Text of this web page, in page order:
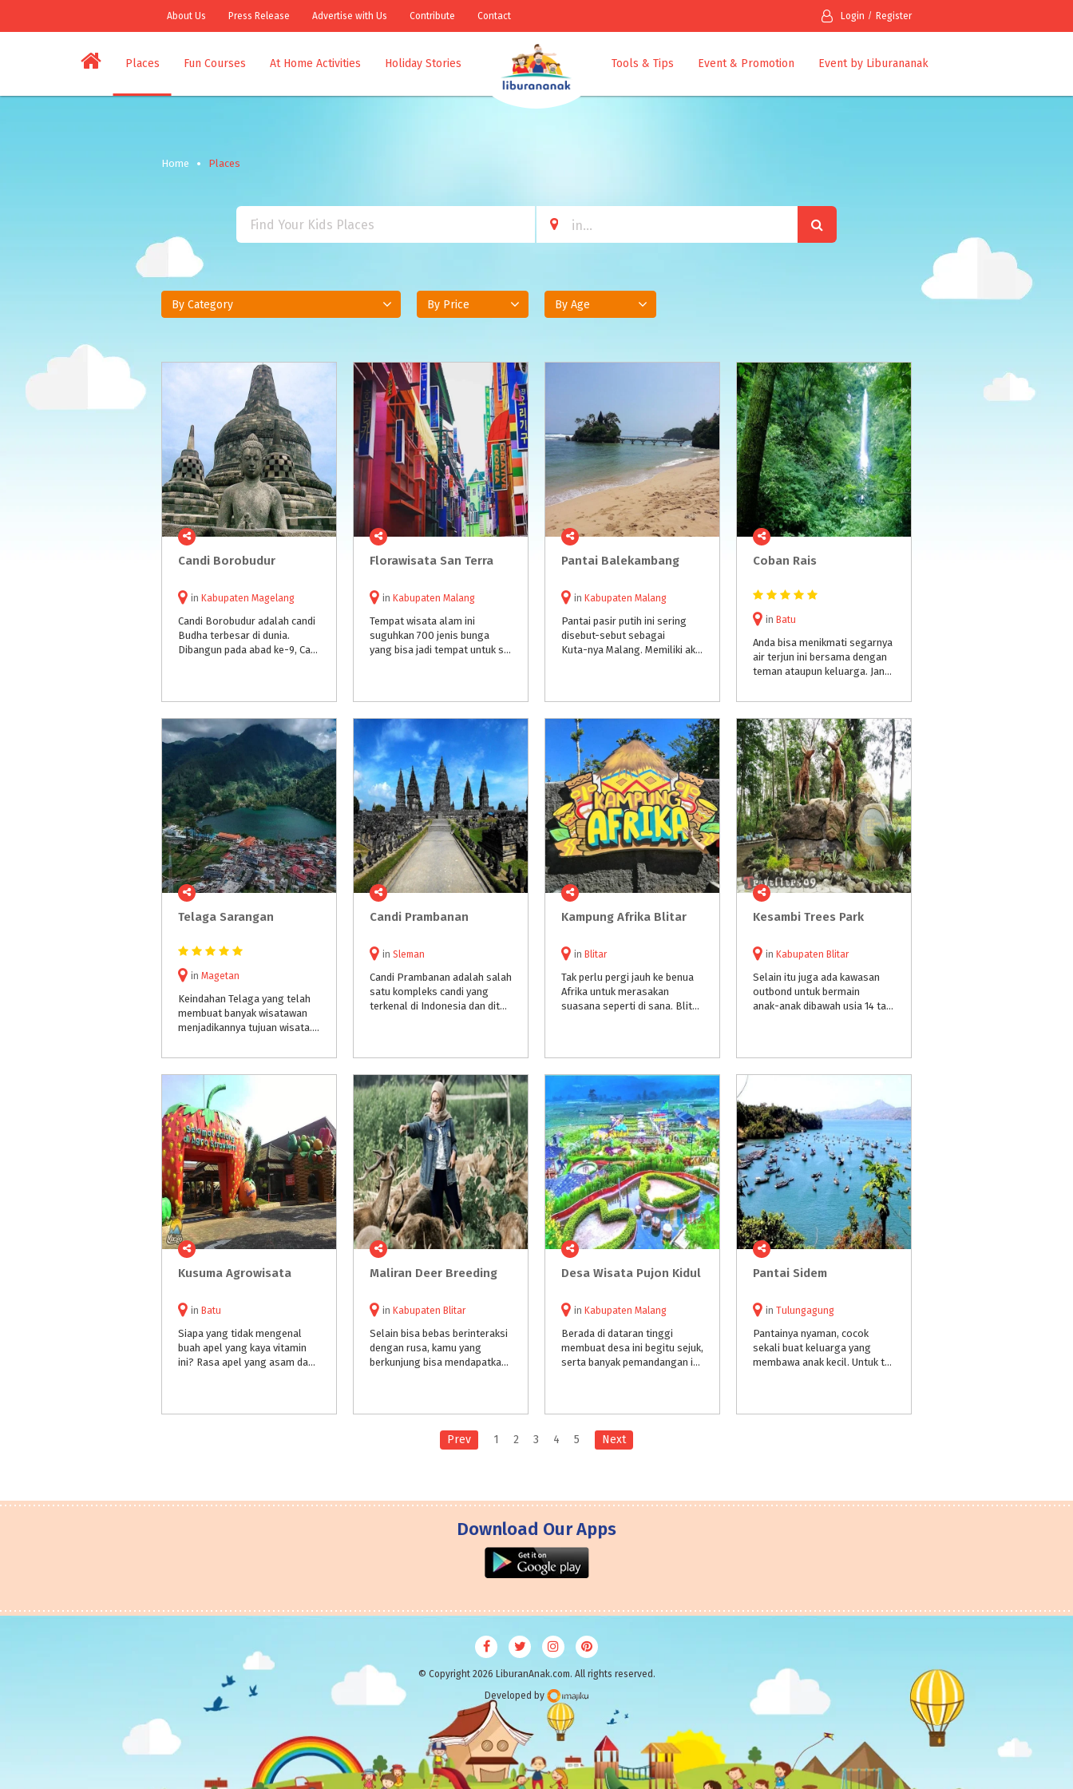
About Us Press Release Advertise with Us Contribute Contact Login Register
Places Fun Courses At Home Activities Holiday Stories Tools & Tips Event & Promotion Event by Liburananak
Home Places
By Category By Price By Age
Candi Borobudur
in Kabupaten Magelang
Candi Borobudur adalah candi
Budha terbesar di dunia.
Dibangun pada abad ke-9, Candi Borobudur sekarang menjadi magnet yang mampu menarik jutaan wisatawan setiap tahun.
Florawisata San Terra
in Kabupaten Malang
Tempat wisata alam ini
suguhkan 700 jenis bunga
yang bisa jadi tempat untuk spot foto instagramable. Bunga-bunga tersebut disusun sedemikian rupa agar wisatawan memiliki berbagai macam pilihan spot foto.
Pantai Balekambang
in Kabupaten Malang
Pantai pasir putih ini sering
disebut-sebut sebagai
Kuta-nya Malang. Memiliki akses jalan yang mudah dan pemandangan yang indah menjadi alasan utama pengunjung. Tidak hanya wisata pantai, tetapi terdapat wisata religi, wisata budaya, wisata kuliner, dll
Coban Rais
in Batu
Anda bisa menikmati segarnya
air terjun ini bersama dengan
teman ataupun keluarga. Jangan lupa untuk mengabadikannya dengan berfoto bersama dengan latar air terjun ini.
Telaga Sarangan
in Magetan
Keindahan Telaga yang telah
membuat banyak wisatawan
menjadikannya tujuan wisata. Bahkan beberapa waktu lalu, keindahan telaga ini disamakan dengan Danau Geneva di Swiss. Karena indahnya pemandangan, alam yang masih asri, serta dinginnya udara
Candi Prambanan
in Sleman
Candi Prambanan adalah salah
satu kompleks candi yang
terkenal di Indonesia dan ditetapkan UNESCO sebagai situs warisan dunia pada tahun 1991 selain Candi Borobudur.
Kampung Afrika Blitar
in Blitar
Tak perlu pergi jauh ke benua
Afrika untuk merasakan
suasana seperti di sana. Blitar memiliki wisata tempat terbuka bernama Kampung Afrika. Suasana di tempat wisata ini unik dengan tema nuansa pemukiman tradisional suku Afrika.
Kesambi Trees Park
in Kabupaten Blitar
Selain itu juga ada kawasan
outbond untuk bermain
anak-anak dibawah usia 14 tahun. Untuk bermain di kawasan ini . Mereka bisa mencoba untuk memanjat dinding kayu, bisa juga memanjat tali bahkan melatih keseimbangan dengan jembatan tali.
Kusuma Agrowisata
in Batu
Siapa yang tidak mengenal
buah apel yang kaya vitamin
ini? Rasa apel yang asam dan manis membuat buah ini digemari banyak orang. Di Indonesia, buah apel yang cukup terkenal yaitu apel Malang. Benar, Malang khususnya kota Batu
Maliran Deer Breeding
in Kabupaten Blitar
Selain bisa bebas berinteraksi
dengan rusa, kamu yang
berkunjung bisa mendapatkan berbagai informasi mengenai hewan berkaki empat tersebut. Jadi, selain bisa refresing lokasi wisata di Blitar itu juga memberikan berbagai pengetahuan baru.
Desa Wisata Pujon Kidul
in Kabupaten Malang
Berada di dataran tinggi
membuat desa ini begitu sejuk,
serta banyak pemandangan indah. Selain aneka spot fotonya, keasyikan lain di tempat ini akan membuat pengunjung terhibur.
Pantai Sidem
in Tulungagung
Pantainya nyaman, cocok
sekali buat keluarga yang
membawa anak kecil. Untuk tempat duduknya banyak, dan teduh juga. Banyak penjual makanan juga.
Prev 1 2 3 4 5 Next
Download Our Apps
© Copyright 2026 LiburanAnak.com. All rights reserved.
Developed by